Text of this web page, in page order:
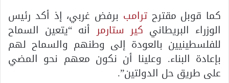
كما قوبل مقترحترامب برفض غربي، إذ أكد رئيس
الوزراء البريطاني كير ستارمرأنه “يتعين السماح
للفلسطينيين بالعودة إلى وطنهم والسماح لهم
بإعادة البناء. وعلينا أن نكون معهم نحو المضي
على طريق حل الدولتين”.